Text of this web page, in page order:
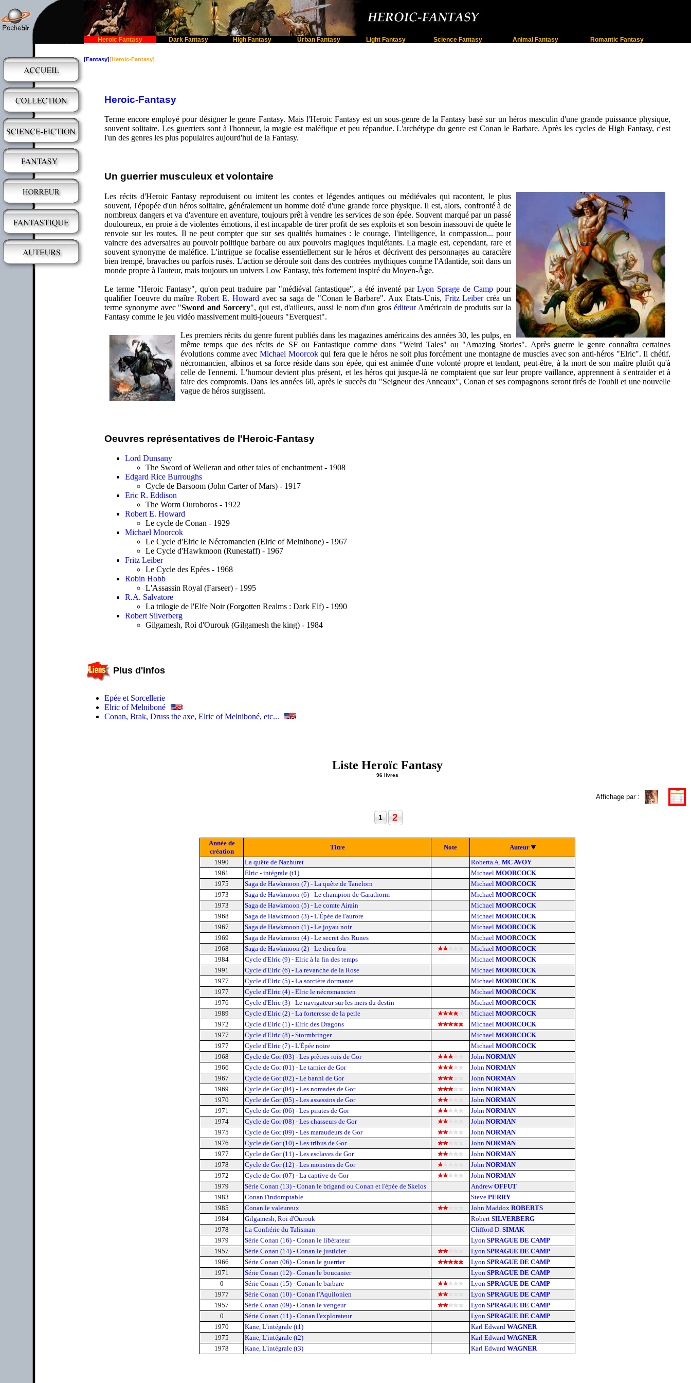
Heroic Fantasy Dark Fantasy High Fantasy Urban Fantasy Light Fantasy Science Fantasy Animal Fantasy Romantic Fantasy
[Fantasy][Heroic-Fantasy]
Heroic-Fantasy
Terme encore employé pour désigner le genre Fantasy. Mais l'Heroic Fantasy est un sous-genre de la Fantasy basé sur un héros masculin d'une grande puissance physique,
souvent solitaire. Les guerriers sont à l'honneur, la magie est maléfique et peu répandue. L'archétype du genre est Conan le Barbare. Après les cycles de High Fantasy, c'est
l'un des genres les plus populaires aujourd'hui de la Fantasy.
Un guerrier musculeux et volontaire
Les récits d'Heroic Fantasy reproduisent ou imitent les contes et légendes antiques ou médiévales qui racontent, le plus
souvent, l'épopée d'un héros solitaire, généralement un homme doté d'une grande force physique. Il est, alors, confronté à de
nombreux dangers et va d'aventure en aventure, toujours prêt à vendre les services de son épée. Souvent marqué par un passé
douloureux, en proie à de violentes émotions, il est incapable de tirer profit de ses exploits et son besoin inassouvi de quête le
renvoie sur les routes. Il ne peut compter que sur ses qualités humaines : le courage, l'intelligence, la compassion... pour
vaincre des adversaires au pouvoir politique barbare ou aux pouvoirs magiques inquiétants. La magie est, cependant, rare et
souvent synonyme de maléfice. L'intrigue se focalise essentiellement sur le héros et décrivent des personnages au caractère
bien trempé, bravaches ou parfois rusés. L'action se déroule soit dans des contrées mythiques comme l'Atlantide, soit dans un
monde propre à l'auteur, mais toujours un univers Low Fantasy, très fortement inspiré du Moyen-Âge.
Le terme "Heroic Fantasy", qu'on peut traduire par "médiéval fantastique", a été inventé parLyon Sprage de Camp pour
qualifier l'oeuvre du maîtreRobert E. Howard avec sa saga de "Conan le Barbare". Aux Etats-Unis, Fritz Leibercréa un
terme synonyme avec "Sword and Sorcery", qui est, d'ailleurs, aussi le nom d'un groséditeurAméricain de produits sur la
Fantasy comme le jeu vidéo massivement multi-joueurs "Everquest".
Les premiers récits du genre furent publiés dans les magazines américains des années 30, les pulps, en
même temps que des récits de SF ou Fantastique comme dans "Weird Tales" ou "Amazing Stories". Après guerre le genre connaîtra certaines
évolutions comme avec Michael Moorcokqui fera que le héros ne soit plus forcément une montagne de muscles avec son anti-héros "Elric". Il chétif,
nécromancien, albinos et sa force réside dans son épée, qui est animée d'une volonté propre et tendant, peut-être, à la mort de son maître plutôt qu'à
celle de l'ennemi. L'humour devient plus présent, et les héros qui jusque-là ne comptaient que sur leur propre vaillance, apprennent à s'entraider et à
faire des compromis. Dans les années 60, après le succès du "Seigneur des Anneaux", Conan et ses compagnons seront tirés de l'oubli et une nouvelle
vague de héros surgissent.
Oeuvres représentatives de l'Heroic-Fantasy
Lord Dunsany
The Sword of Welleran and other tales of enchantment - 1908
Edgard Rice Burroughs
Cycle de Barsoom (John Carter of Mars) - 1917
Eric R. Eddison
The Worm Ouroboros - 1922
Robert E. Howard
Le cycle de Conan - 1929
Michael Moorcok
Le Cycle d'Elric le Nécromancien (Elric of Melnibone) - 1967
Le Cycle d'Hawkmoon (Runestaff) - 1967
Fritz Leiber
Le Cycle des Epées - 1968
Robin Hobb
L'Assassin Royal (Farseer) - 1995
R.A. Salvatore
La trilogie de l'Elfe Noir (Forgotten Realms : Dark Elf) - 1990
Robert Silverberg
Gilgamesh, Roi d'Ourouk (Gilgamesh the king) - 1984
Plus d'infos
Epée et Sorcellerie
Elric of Melniboné
Conan, Brak, Druss the axe, Elric of Melniboné, etc...
Liste Heroïc Fantasy
96 livres
Affichage par :
1 2
Année de
création
Titre Note
Auteur
1990
La quête de Nazhuret Roberta A. MC AVOY
1961
Elric - intégrale (t1) Michael MOORCOCK
1975
Saga de Hawkmoon (7) - La quête de Tanelorn Michael MOORCOCK
1973
Saga de Hawkmoon (6) - Le champion de Garathorm Michael MOORCOCK
1973
Saga de Hawkmoon (5) - Le comte Airain Michael MOORCOCK
1968
Saga de Hawkmoon (3) - L'Épée de l'aurore Michael MOORCOCK
1967
Saga de Hawkmoon (1) - Le joyau noir Michael MOORCOCK
1969
Saga de Hawkmoon (4) - Le secret des Runes Michael MOORCOCK
1968
Saga de Hawkmoon (2) - Le dieu fou Michael MOORCOCK
1984
Cycle d'Elric (9) - Elric à la fin des temps Michael MOORCOCK
1991
Cycle d'Elric (6) - La revanche de la Rose Michael MOORCOCK
1977
Cycle d'Elric (5) - La sorcière dormante Michael MOORCOCK
1977
Cycle d'Elric (4) - Elric le nécromancien Michael MOORCOCK
1976
Cycle d'Elric (3) - Le navigateur sur les mers du destin Michael MOORCOCK
1989
Cycle d'Elric (2) - La forteresse de la perle Michael MOORCOCK
1972
Cycle d'Elric (1) - Elric des Dragons Michael MOORCOCK
1977
Cycle d'Elric (8) - Stormbringer Michael MOORCOCK
1977
Cycle d'Elric (7) - L'Épée noire Michael MOORCOCK
1968
Cycle de Gor (03) - Les prêtres-rois de Gor John NORMAN
1966
Cycle de Gor (01) - Le tarnier de Gor John NORMAN
1967
Cycle de Gor (02) - Le banni de Gor John NORMAN
1969
Cycle de Gor (04) - Les nomades de Gor John NORMAN
1970
Cycle de Gor (05) - Les assassins de Gor John NORMAN
1971
Cycle de Gor (06) - Les pirates de Gor John NORMAN
1974
Cycle de Gor (08) - Les chasseurs de Gor John NORMAN
1975
Cycle de Gor (09) - Les maraudeurs de Gor John NORMAN
1976
Cycle de Gor (10) - Les tribus de Gor John NORMAN
1977
Cycle de Gor (11) - Les esclaves de Gor John NORMAN
1978
Cycle de Gor (12) - Les monstres de Gor John NORMAN
1972
Cycle de Gor (07) - La captive de Gor John NORMAN
1979
Série Conan (13) - Conan le brigand ou Conan et l'épée de Skelos AndrewOFFUT
1983
Conan l'indomptable Steve PERRY
1985
Conan le valeureux John Maddox ROBERTS
1984
Gilgamesh, Roi d'Ourouk Robert SILVERBERG
1978
La Confrérie du Talisman Clifford D. SIMAK
1979
Série Conan (16) - Conan le libérateur Lyon SPRAGUE DE CAMP
1957
Série Conan (14) - Conan le justicier Lyon SPRAGUE DE CAMP
1966
Série Conan (06) - Conan le guerrier Lyon SPRAGUE DE CAMP
1971
Série Conan (12) - Conan le boucanier Lyon SPRAGUE DE CAMP
0
Série Conan (15) - Conan le barbare Lyon SPRAGUE DE CAMP
1977
Série Conan (10) - Conan l'Aquilonien Lyon SPRAGUE DE CAMP
1957
Série Conan (09) - Conan le vengeur Lyon SPRAGUE DE CAMP
0
Série Conan (11) - Conan l'explorateur Lyon SPRAGUE DE CAMP
1970
Kane, L'intégrale (t1) Karl Edward WAGNER
1975
Kane, L'intégrale (t2) Karl Edward WAGNER
1978
Kane, L'intégrale (t3) Karl Edward WAGNER